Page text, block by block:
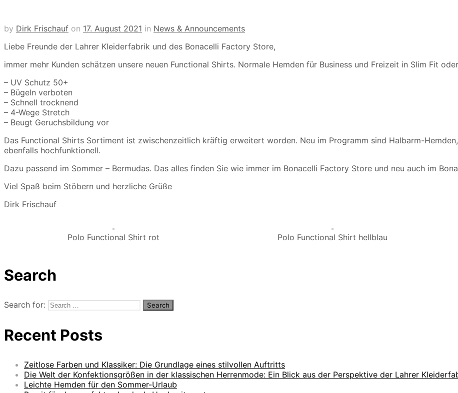
by Dirk Frischauf on 17. August 2021 in News & Announcements
Liebe Freunde der Lahrer Kleiderfabrik und des Bonacelli Factory Store,
immer mehr Kunden schätzen unsere neuen Functional Shirts. Normale Hemden für Business und Freizeit in Slim Fit
– UV Schutz 50+
– Bügeln verboten
– Schnell trocknend
– 4-Wege Stretch
– Beugt Geruchsbildung vor
Das Functional Shirts Sortiment ist zwischenzeitlich kräftig erweitert worden. Neu im Programm sind Halbarm-
ebenfalls hochfunktionell.
Dazu passend im Sommer – Bermudas. Das alles finden Sie wie immer im Bonacelli Factory Store und neu auch im
Viel Spaß beim Stöbern und herzliche Grüße
Dirk Frischauf
Polo Functional Shirt rot Polo Functional Shirt hellblau
Search
Search for:
Recent Posts
Zeitlose Farben und Klassiker: Die Grundlage eines stilvollen Auftritts
Die Welt der Konfektionsgrößen in der klassischen Herrenmode: Ein Blick aus der Perspektive der Lahrer
Leichte Hemden für den Sommer-Urlaub